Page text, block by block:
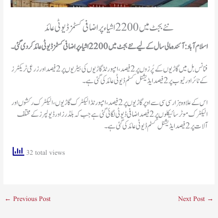
نئے بجٹ میں 2200 اشیاء پر اضافی کسٹمز ڈیوٹی عائد
اسلام آباد: آئندہ مالی سال کے لیے نئے بجٹ میں 2200 اشیاء پر
اضافی کسٹمز ڈیوٹی عائد کردی گئی۔
فنانس بل میں گاڑیوں کے پُرزوں پر 2 فیصد، امپورٹڈ گاڑیوں کی بیٹریوں پر 2 فیصد اور زرعی ٹریکٹرز
کے ٹائر اور ٹیوب پر 2 فیصد ایڈیشنل کسٹم ڈیوٹی عائد کی گئی ہے۔
اس کے علاوہ ہزار سی سی سے اوپر گاڑیوں پر 2 فیصد، امپورٹڈ الیکٹرک گاڑیوں، الیکٹرک رکشوں اور
الیکٹرک موٹر سائيکلوں پر 2 فیصد اضافی ڈیوٹی لگائی گئی ہے جب کہ بلڈرز اور ڈیولپرز کے مختلف
آلات پر 2 فیصد ایڈیشنل کسٹم ڈیوٹی عائد کی گئی ہے۔
32 total views
← Previous Post Next Post →